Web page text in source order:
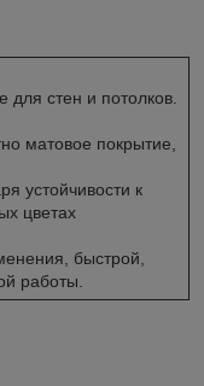
для стен и потолков.
матовое покрытие,
устойчивости к
цветах
быстрой,
работы.